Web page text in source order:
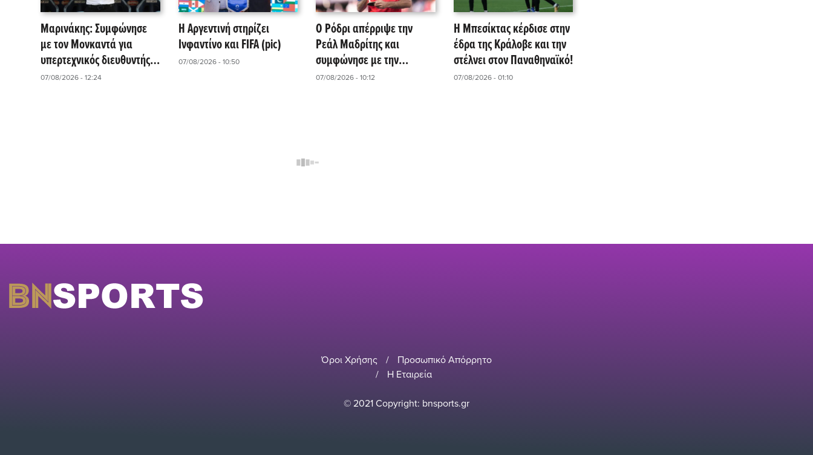
Μαρινάκης: Συμφώνησε
με τον Μονκαντά για
υπερτεχνικός διευθυντής
στις τρεις ομάδες του
07/08/2026 - 12:24
Η Αργεντινή στηρίζει
Ινφαντίνο και FIFA (pic)
07/08/2026 - 10:50
Ο Ρόδρι απέρριψε την
Ρεάλ Μαδρίτης και
συμφώνησε με την
Μπαρτσελόνα
07/08/2026 - 10:12
Η Μπεσίκτας κέρδισε στην
έδρα της Κράλοβε και την
στέλνει στον Παναθηναϊκό!
07/08/2026 - 01:10
Όροι Χρήσης /
Προσωπικό Απόρρητο
/
Η Εταιρεία
© 2021 Copyright: bnsports.gr